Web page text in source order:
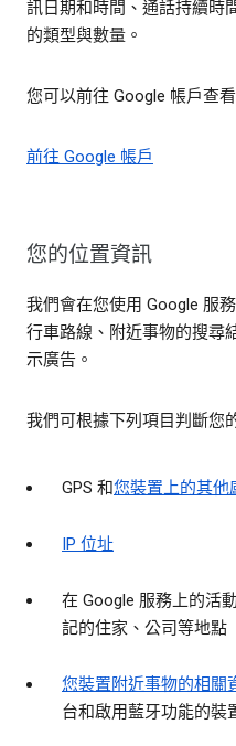
訊日期和時間、通話持續時
的類型與數量。
您可以前往 Google 帳戶查
前往 Google 帳戶
您的位置資訊
我們會在您使用 Google 服
行車路線、附近事物的搜尋
示廣告。
我們可根據下列項目判斷您
GPS 和您裝置上的其他
IP 位址
在 Google 服務上的活
記的住家、公司等地點
您裝置附近事物的相關
台和啟用藍牙功能的裝